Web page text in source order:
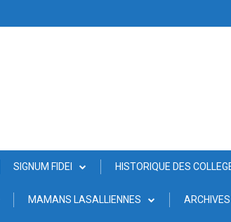
SIGNUM FIDEI HISTORIQUE DES
MAMANS LASALLIENNES ARCHIVES